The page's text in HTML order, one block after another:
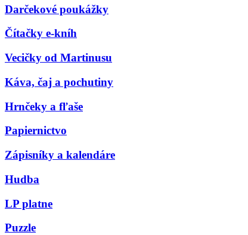
Darčekové poukážky
Čítačky e-kníh
Vecičky od Martinusu
Káva, čaj a pochutiny
Hrnčeky a fľaše
Papiernictvo
Zápisníky a kalendáre
Hudba
LP platne
Puzzle